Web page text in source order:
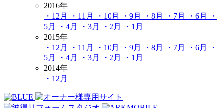
2016年
・12月
・11月 ・10月 ・9月 ・8月 ・7月 ・6月
・
5月
・4月 ・3月 ・2月
・1月
2015年
・12月
・11月 ・10月 ・9月 ・8月 ・7月 ・6月
・
5月
・4月 ・3月 ・2月
・1月
2014年
・12月